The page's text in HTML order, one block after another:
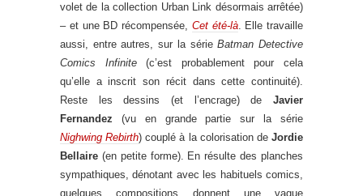
volet de la collection Urban Link désormais arrêtée)
– et une BD récompensée, Cet été-là. Elle travaille
aussi, entre autres, sur la sérieBatman Detective
Comics Infinite(c’est probablement pour cela
qu’elle a inscrit son récit dans cette continuité).
Reste les dessins (et l’encrage) de Javier
Fernandez (vu en grande partie sur la série
Nighwing Rebirth) couplé à la colorisation deJordie
Bellaire (en petite forme). En résulte des planches
sympathiques, dénotant avec les habituels comics,
quelques compositions donnent une vague